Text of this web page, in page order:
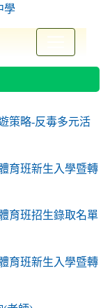
ryjh011/
策略-反毒多元活
育班新生入學暨轉
育班招生錄取名單
育班新生入學暨轉